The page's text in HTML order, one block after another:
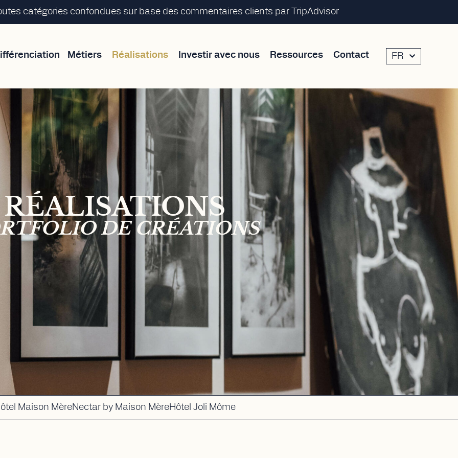
catégories confondues sur base des commentaires clients par TripAdvisor
Métiers Réalisations Investir avec nous Ressources Contact FR
RÉALISATIONS
DE CRÉATIONS